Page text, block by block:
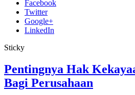
Facebook
Twitter
Google+
LinkedIn
Sticky
Pentingnya Hak
Bagi Perusahaan